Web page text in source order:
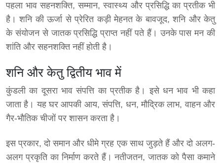
पहला भाव सहनशक्ति, सम्मान, स्वास्थ्य और प्रसिद्धि का प्रतीक भी
है। शनि की ऊर्जा से प्रेरित कड़ी मेहनत के बावजूद, शनि और केतु
के संयोजन से जातक प्रसिद्धि प्राप्त नहीं पते हैं। उनके पास मन की
शांति और सहनशक्ति नहीं होती है।
शनि और केतु द्वितीय भाव में
कुंडली का दूसरा भाव संपत्ति का प्रतीक है। इसे धन भाव भी कहा
जाता है। यह घर आपकी आय, संपत्ति, धन, मौद्रिक लाभ, वाहन और
गैर-भौतिक चीजों पर शासन करता है।
इस प्रकार, दो समान और धीमे ग्रह एक साथ जुड़ते हैं और दो अलग-
अलग प्रकृति का निर्माण करते हैं। नतीजतन, जातक को पैसा कमाने